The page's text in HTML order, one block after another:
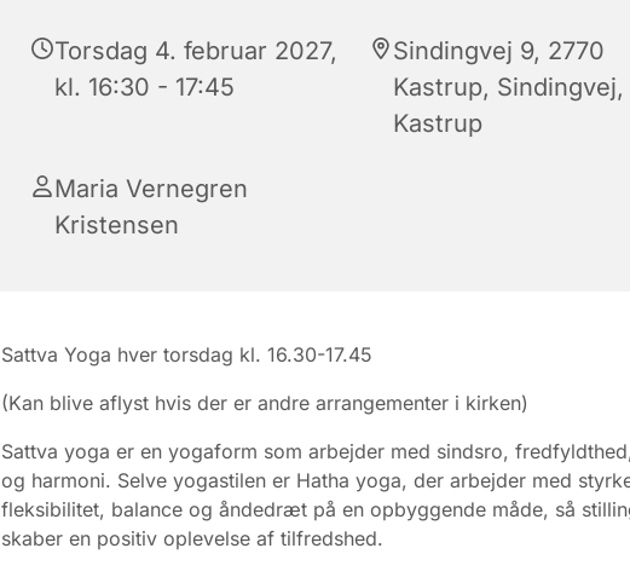
Torsdag 4. februar 2027,
kl. 16:30 - 17:45
Sindingvej 9, 2770
Kastrup, Sindingvej,
Kastrup
Maria Vernegren
Kristensen
Sattva Yoga hver torsdag kl. 16.30-17.45
(Kan blive aflyst hvis der er andre arrangementer i kirken)
Sattva yoga er en yogaform som arbejder med sindsro,
og harmoni. Selve yogastilen er Hatha yoga, der arbejder med
fleksibilitet, balance og åndedræt på en opbyggende måde, så
skaber en positiv oplevelse af tilfredshed.